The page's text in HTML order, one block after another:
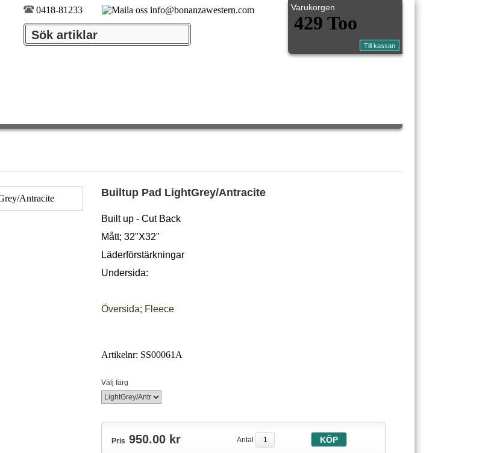
0418-81233 info@bonanzawestern.com Varukorgen
Builtup Pad LightGrey/Antracite
Built up - Cut Back
Mått; 32"X32"
Läderförstärkningar
Undersida:
Översida; Fleece
Artikelnr: SS00061A
Välj färg
Pris 950.00 kr Antal